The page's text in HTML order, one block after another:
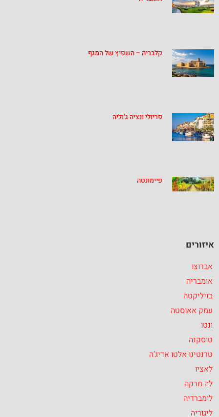
קלבריה – השפיץ של המגף
פריולי ונציה ג’וליה
פיימונטה
איזורים
אברוצו
אומבריה
בזיליקטה
עמק אאוסטה
ונטו
טוסקנה
טרנטינו אלטו אדיג’ה
לאציו
לה מרקה
לומברדיה
ליגוריה